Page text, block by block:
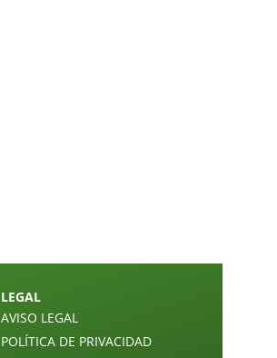
LEGAL
AVISO LEGAL
POLÍTICA DE PRIVACIDAD